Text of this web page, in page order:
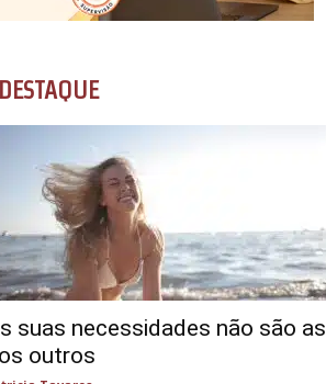
DESTAQUE
suas necessidades não são as
outros